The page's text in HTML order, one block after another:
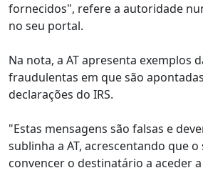
fornecidos", refere a autoridade
no seu portal.
Na nota, a AT apresenta exemplos
fraudulentas em que são
declarações do IRS.
"Estas mensagens são falsas e
sublinha a AT, acrescentando que
convencer o destinatário a aceder